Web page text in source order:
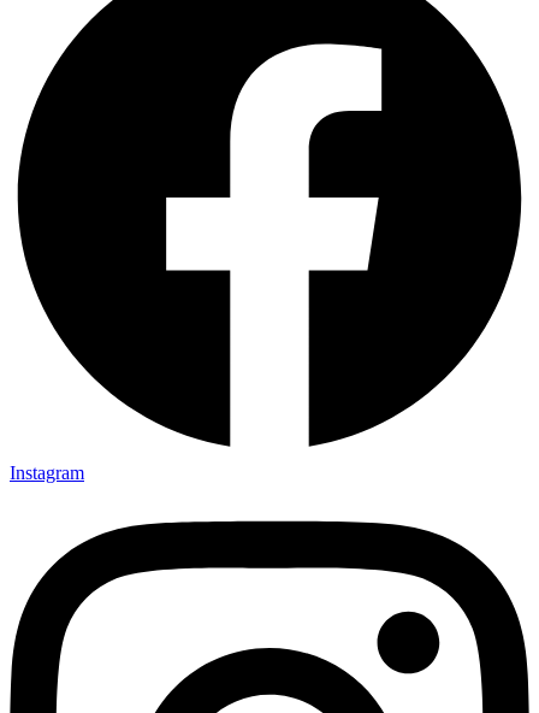
Instagram